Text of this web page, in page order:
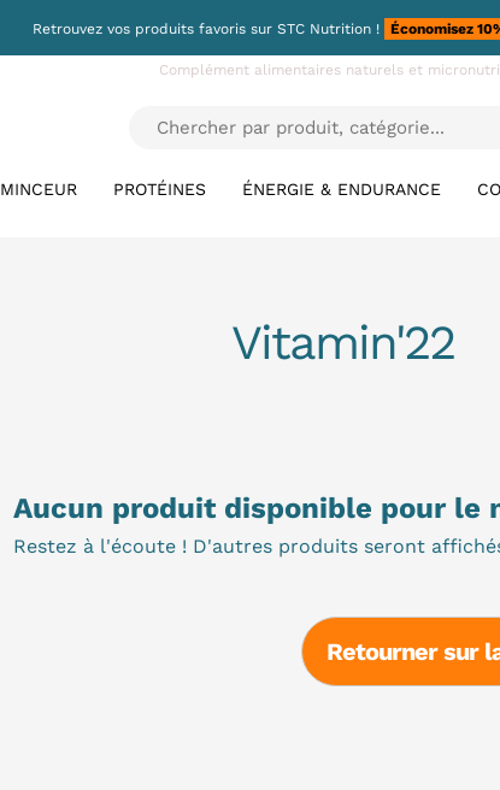
Retrouvez vos produits favoris sur STC Nutrition ! Économisez
Complément alimentaires naturels et
MINCEUR PROTÉINES ÉNERGIE & ENDURANCE
Vitamin'22
Aucun produit disponible pour le
Restez à l'écoute ! D'autres produits seront
Retourner sur